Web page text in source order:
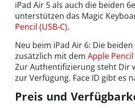
iPad Air 5 als auch die beiden
unterstützen das Magic
Pencil (USB-C).
Neu beim iPad Air 6: Die
zusätzlich mit dem Apple
Zur Authentifizierung steht Dir
zur Verfügung. Face ID gibt es
Preis und